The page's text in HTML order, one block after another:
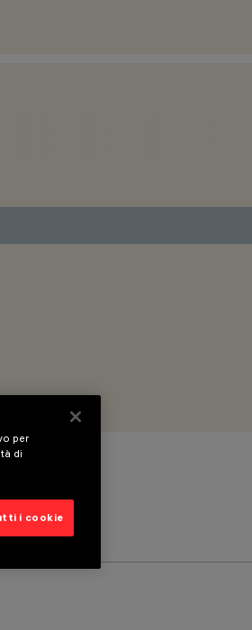
per
di
i cookie